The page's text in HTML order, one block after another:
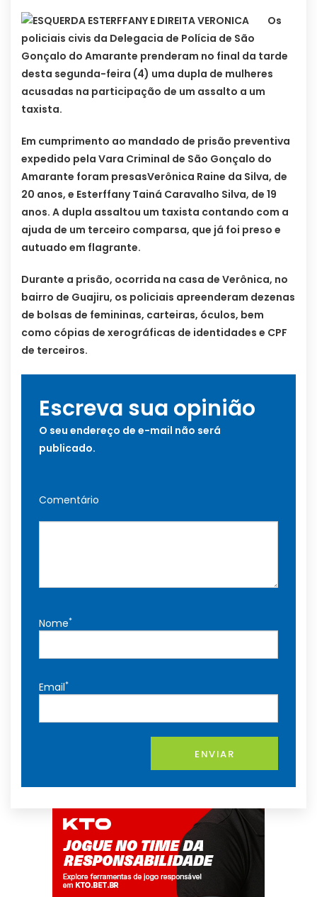
Os
policiais civis da Delegacia de Polícia de São
Gonçalo do Amarante prenderam no final da tarde
desta segunda-feira (4) uma dupla de mulheres
acusadas na participação de um assalto a um
taxista.
Em cumprimento ao mandado de prisão preventiva
expedido pela Vara Criminal de São Gonçalo do
Amarante foram presasVerônica Raine da Silva, de
20 anos, e Esterffany Tainá Caravalho Silva, de 19
anos. A dupla assaltou um taxista contando com a
ajuda de um terceiro comparsa, que já foi preso e
autuado em flagrante.
Durante a prisão, ocorrida na casa de Verônica, no
bairro de Guajiru, os policiais apreenderam dezenas
de bolsas de femininas, carteiras, óculos, bem
como cópias de xerográficas de identidades e CPF
de terceiros.
Escreva sua opinião
O seu endereço de e-mail não será
publicado.
Comentário
Nome*
Email*
ENVIAR